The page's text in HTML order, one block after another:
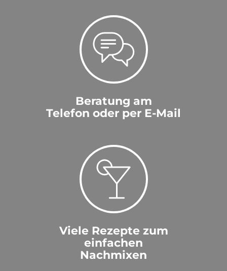
Beratung am
Telefon oder per E-Mail
Viele Rezepte zum
einfachen
Nachmixen